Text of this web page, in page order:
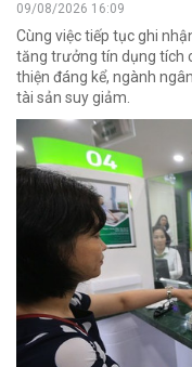
09/08/2026 16:09
Cùng việc tiếp tục ghi
tăng trưởng tín dụng tích
thiện đáng kể, ngành
tài sản suy giảm.